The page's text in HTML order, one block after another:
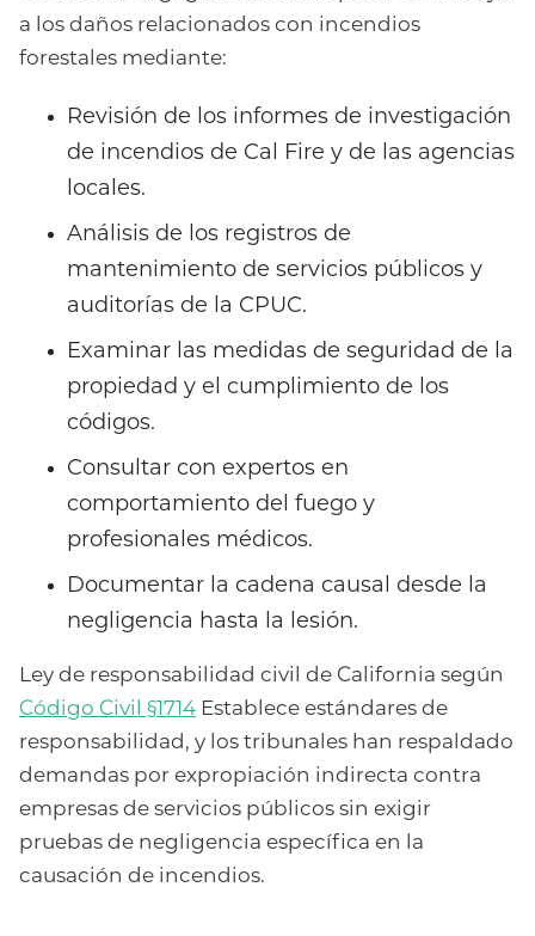
a los daños relacionados con incendios
forestales mediante:
Revisión de los informes de investigación
de incendios de Cal Fire y de las agencias
locales.
Análisis de los registros de
mantenimiento de servicios públicos y
auditorías de la CPUC.
Examinar las medidas de seguridad de la
propiedad y el cumplimiento de los
códigos.
Consultar con expertos en
comportamiento del fuego y
profesionales médicos.
Documentar la cadena causal desde la
negligencia hasta la lesión.
Ley de responsabilidad civil de California según
Código Civil §1714 Establece estándares de
responsabilidad, y los tribunales han respaldado
demandas por expropiación indirecta contra
empresas de servicios públicos sin exigir
pruebas de negligencia específica en la
causación de incendios.